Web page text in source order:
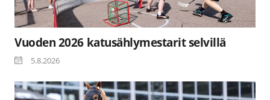
Vuoden 2026 katusählymestarit selvillä
5.8.2026